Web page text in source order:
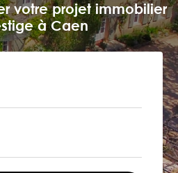
votre projet immobilier
à Caen